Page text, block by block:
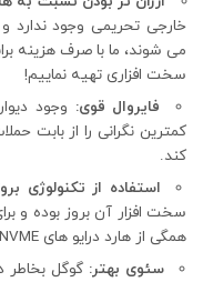
خارجی تحریمی وجود ندارد
می شوند، ما با صرف هزینه
سخت افزاری تهیه نماییم!
فایروال قوی: وجود
کند.
استفاده از تکنولوژی
سخت افزار آن بروز بوده و
همگی از هارد درایو های NVME استفاده می کنند.
سئوی بهتر: گوگل بخاطر